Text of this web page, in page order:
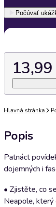
Počúvať
Hlavná stránka
Popis
Patnáct
dojemných i
• Zjistěte, co
Neapole, který